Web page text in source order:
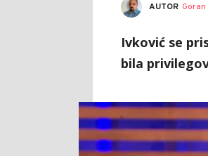
AUTOR
Ivković se
bila